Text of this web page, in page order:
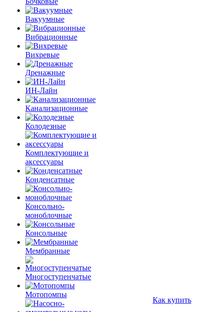
Вакуумные
Вибрационные
Вихревые
Дренажные
ИН-Лайн
Канализационные
Колодезные
Комплектующие и
аксессуары
Конденсатные
Консольно-
моноблочные
Консольные
Мембранные
Многоступенчатые
Мотопомпы
Как купить